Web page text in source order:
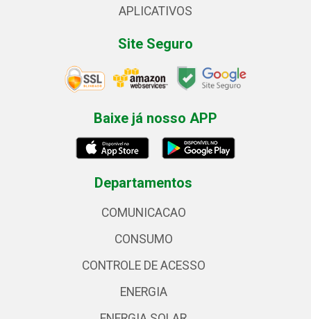
APLICATIVOS
Site Seguro
Baixe já nosso APP
Departamentos
COMUNICACAO
CONSUMO
CONTROLE DE ACESSO
ENERGIA